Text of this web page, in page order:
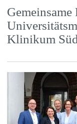
Klinikum